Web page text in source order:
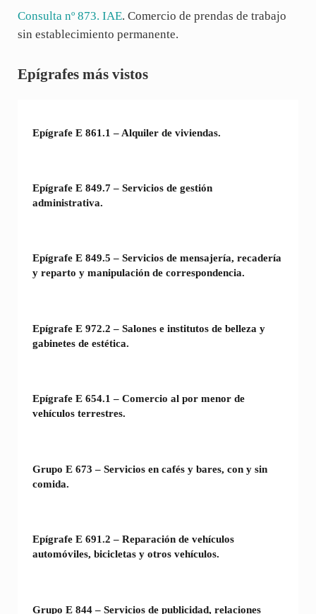
Consulta nº 873. IAE. Comercio de prendas de trabajo
sin establecimiento permanente.
Sidebar
Epígrafes más vistos
Epígrafe E 861.1 – Alquiler de viviendas.
Epígrafe E 849.7 – Servicios de gestión
administrativa.
Epígrafe E 849.5 – Servicios de mensajería, recadería
y reparto y manipulación de correspondencia.
Epígrafe E 972.2 – Salones e institutos de belleza y
gabinetes de estética.
Epígrafe E 654.1 – Comercio al por menor de
vehículos terrestres.
Grupo E 673 – Servicios en cafés y bares, con y sin
comida.
Epígrafe E 691.2 – Reparación de vehículos
automóviles, bicicletas y otros vehículos.
Grupo E 844 – Servicios de publicidad, relaciones